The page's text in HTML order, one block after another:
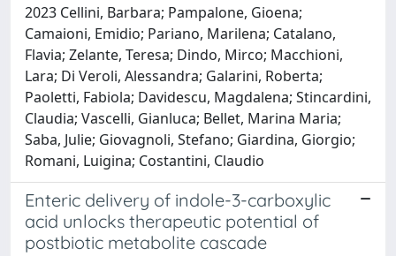
2023 Cellini, Barbara; Pampalone, Gioena;
Camaioni, Emidio; Pariano, Marilena; Catalano,
Flavia; Zelante, Teresa; Dindo, Mirco; Macchioni,
Lara; Di Veroli, Alessandra; Galarini, Roberta;
Paoletti, Fabiola; Davidescu, Magdalena; Stincardini,
Claudia; Vascelli, Gianluca; Bellet, Marina Maria;
Saba, Julie; Giovagnoli, Stefano; Giardina, Giorgio;
Romani, Luigina; Costantini, Claudio
Enteric delivery of indole-3-carboxylic
acid unlocks therapeutic potential of
postbiotic metabolite cascade